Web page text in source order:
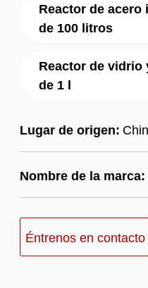
Reactor de
de 100 litros
Reactor de vidrio
de 1 l
Lugar de origen:
Nombre de la marca:
Éntrenos en contacto